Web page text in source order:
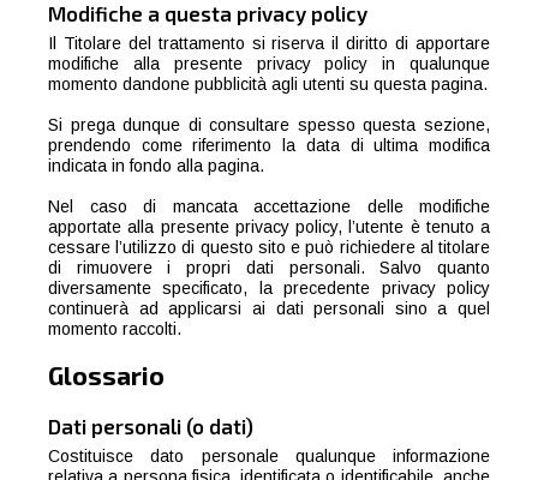
Modifiche a questa privacy policy
Il Titolare del trattamento si riserva il diritto di apportare
modifiche alla presente privacy policy in qualunque
momento dandone pubblicità agli utenti su questa pagina.
Si prega dunque di consultare spesso questa sezione,
prendendo come riferimento la data di ultima modifica
indicata in fondo alla pagina.
Nel caso di mancata accettazione delle modifiche
apportate alla presente privacy policy, l’utente è tenuto a
cessare l’utilizzo di questo sito e può richiedere al titolare
di rimuovere i propri dati personali. Salvo quanto
diversamente specificato, la precedente privacy policy
continuerà ad applicarsi ai dati personali sino a quel
momento raccolti.
Glossario
Dati personali (o dati)
Costituisce dato personale qualunque informazione